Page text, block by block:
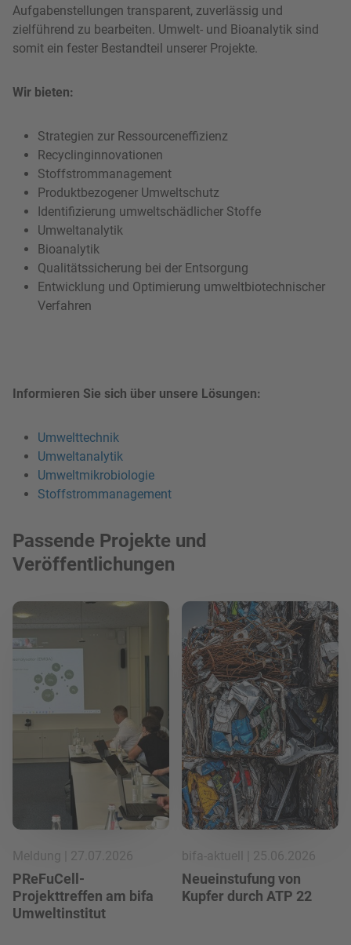
Aufgabenstellungen transparent, zuverlässig und
zielführend zu bearbeiten. Umwelt- und Bioanalytik sind
somit ein fester Bestandteil unserer Projekte.
Wir bieten:
Strategien zur Ressourceneffizienz
Recyclinginnovationen
Stoffstrommanagement
Produktbezogener Umweltschutz
Identifizierung umweltschädlicher Stoffe
Umweltanalytik
Bioanalytik
Qualitätssicherung bei der Entsorgung
Entwicklung und Optimierung umweltbiotechnischer
Verfahren
Informieren Sie sich über unsere Lösungen:
Umwelttechnik
Umweltanalytik
Umweltmikrobiologie
Stoffstrommanagement
Passende Projekte und
Veröffentlichungen
Mehr lesen
Meldung | 27.07.2026
PReFuCell-
Projekttreffen am bifa
Umweltinstitut
Mehr lesen
bifa-aktuell | 25.06.2026
Neueinstufung von
Kupfer durch ATP 22